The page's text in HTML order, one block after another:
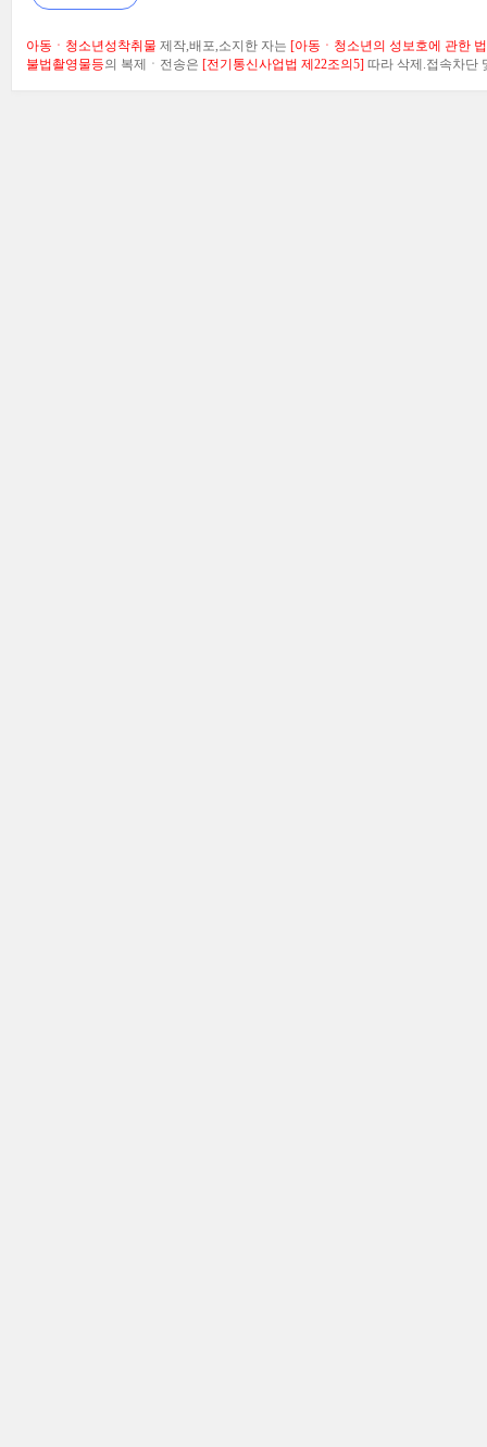
아동ㆍ청소년성착취물 제작,배포,소지한 자는 [아동ㆍ청소년의 성보호에 관한
불법촬영물등의 복제ㆍ전송은 [전기통신사업법 제22조의5] 따라 삭제.접속차단